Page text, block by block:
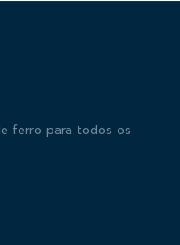
ferro para todos os